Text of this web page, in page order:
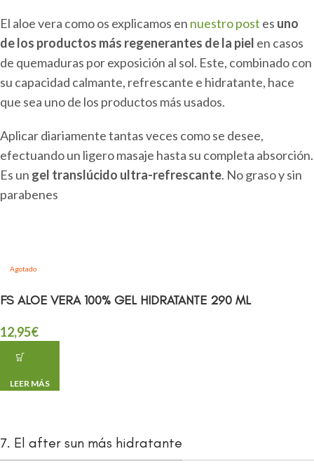
El aloe vera como os explicamos en nuestro post es uno
de los productos más regenerantes de la piel en casos
de quemaduras por exposición al sol. Este, combinado con
su capacidad calmante, refrescante e hidratante, hace
que sea uno de los productos más usados.
Aplicar diariamente tantas veces como se desee,
efectuando un ligero masaje hasta su completa absorción.
Es un gel translúcido ultra-refrescante. No graso y sin
parabenes
Agotado
FS ALOE VERA 100% GEL HIDRATANTE 290 ML
12,95€
LEER MÁS
7. El after sun más hidratante